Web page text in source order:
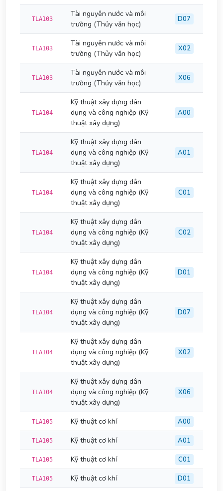
TLA103
Tài nguyên nước và môi
trường (Thủy văn học)
D07
TLA103
Tài nguyên nước và môi
trường (Thủy văn học)
X02
TLA103
Tài nguyên nước và môi
trường (Thủy văn học)
X06
TLA104
Kỹ thuật xây dựng dân
dụng và công nghiệp (Kỹ
thuật xây dựng)
A00
TLA104
Kỹ thuật xây dựng dân
dụng và công nghiệp (Kỹ
thuật xây dựng)
A01
TLA104
Kỹ thuật xây dựng dân
dụng và công nghiệp (Kỹ
thuật xây dựng)
C01
TLA104
Kỹ thuật xây dựng dân
dụng và công nghiệp (Kỹ
thuật xây dựng)
C02
TLA104
Kỹ thuật xây dựng dân
dụng và công nghiệp (Kỹ
thuật xây dựng)
D01
TLA104
Kỹ thuật xây dựng dân
dụng và công nghiệp (Kỹ
thuật xây dựng)
D07
TLA104
Kỹ thuật xây dựng dân
dụng và công nghiệp (Kỹ
thuật xây dựng)
X02
TLA104
Kỹ thuật xây dựng dân
dụng và công nghiệp (Kỹ
thuật xây dựng)
X06
TLA105 Kỹ thuật cơ khí A00
TLA105 Kỹ thuật cơ khí A01
TLA105 Kỹ thuật cơ khí C01
TLA105 Kỹ thuật cơ khí D01